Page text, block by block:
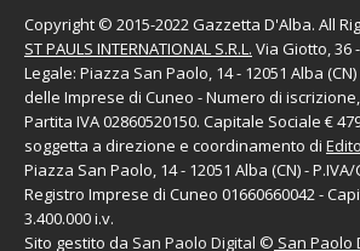
Copyright © 2015-2022 Gazzetta D'Alba. All
ST PAULS INTERNATIONAL S.R.L. Via Giotto, 36
Legale: Piazza San Paolo, 14 - 12051 Alba
delle Imprese di Cuneo - Numero di
Partita IVA 02860520150. Capitale Sociale €
soggetta a direzione e coordinamento di
Piazza San Paolo, 14 - 12051 Alba (CN) -
Registro Imprese di Cuneo 01660660042 -
3.400.000 i.v.
Sito gestito da San Paolo Digital © San Paolo